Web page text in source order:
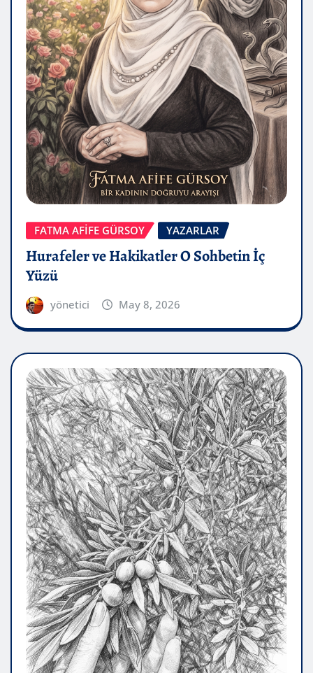
FATMA AFİFE GÜRSOY YAZARLAR
Hurafeler ve Hakikatler O Sohbetin İç
Yüzü
yönetici May 8, 2026